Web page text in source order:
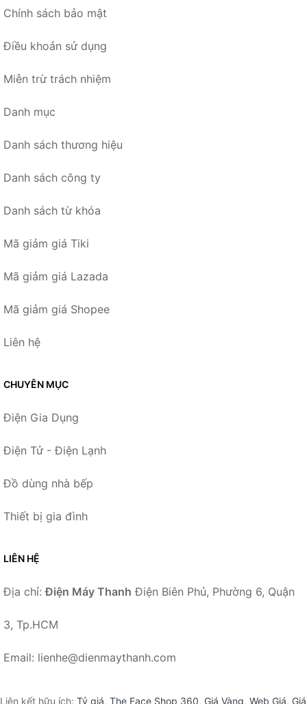
Chính sách bảo mật
Điều khoản sử dụng
Miễn trừ trách nhiệm
Danh mục
Danh sách thương hiệu
Danh sách công ty
Danh sách từ khóa
Mã giảm giá Tiki
Mã giảm giá Lazada
Mã giảm giá Shopee
Liên hệ
CHUYÊN MỤC
Điện Gia Dụng
Điện Tử - Điện Lạnh
Đồ dùng nhà bếp
Thiết bị gia đình
LIÊN HỆ
Địa chỉ:Điện Máy Thanh Điện Biên Phủ, Phường 6, Quận
3, Tp.HCM
Email: lienhe@dienmaythanh.com
Liên kết hữu ích: Tỷ giá, The Face Shop 360, Giá Vàng, Web Giá, Giá